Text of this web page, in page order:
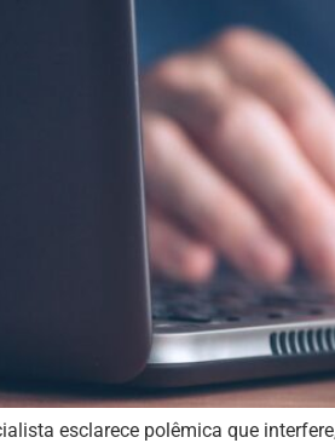
esclarece polêmica que